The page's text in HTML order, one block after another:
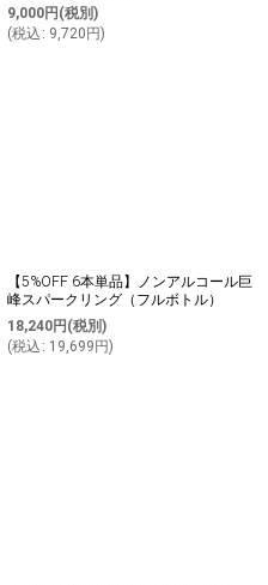
9,000円 (税別)
(税込 : 9,720 円)
【5%OFF 6本単品】ノンアルコール巨
峰スパークリング（フルボトル）
18,240円 (税別)
(税込 : 19,699 円)